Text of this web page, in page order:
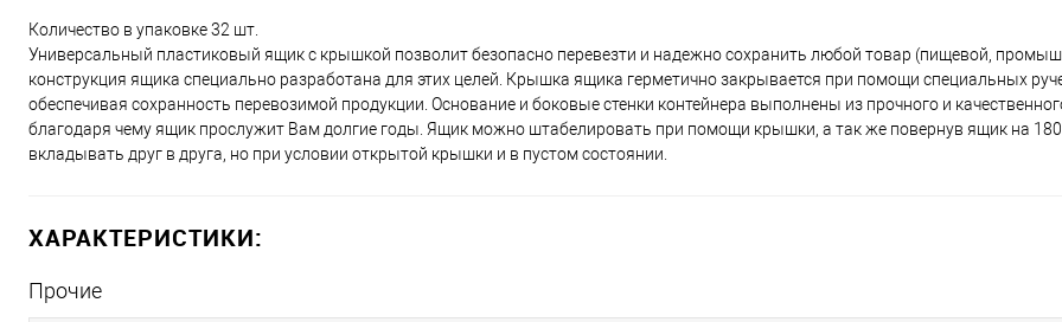
Количество в упаковке 32 шт.
Универсальный пластиковый ящик с крышкой позволит безопасно перевезти и надежно сохранить любой товар (пищевой,
конструкция ящика специально разработана для этих целей. Крышка ящика герметично закрывается при помощи специальных
обеспечивая сохранность перевозимой продукции. Основание и боковые стенки контейнера выполнены из прочного и
благодаря чему ящик прослужит Вам долгие годы. Ящик можно штабелировать при помощи крышки, а так же повернув ящик на
вкладывать друг в друга, но при условии открытой крышки и в пустом состоянии.
ХАРАКТЕРИСТИКИ:
Прочие